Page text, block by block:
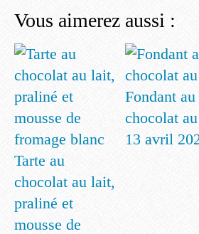
Vous aimerez aussi :
Tarte au
chocolat au lait,
praliné et
mousse de
Fondant au
chocolat
13 avril